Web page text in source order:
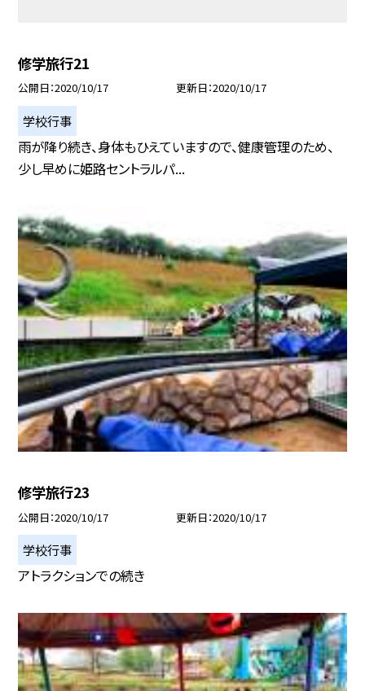
修学旅行21
公開日 2020/10/17 更新日 2020/10/17
学校行事
雨が降り続き、身体もひえていますので、健康管理のため、
少し早めに姫路セントラルパ...
修学旅行23
公開日 2020/10/17 更新日 2020/10/17
学校行事
アトラクションでの続き